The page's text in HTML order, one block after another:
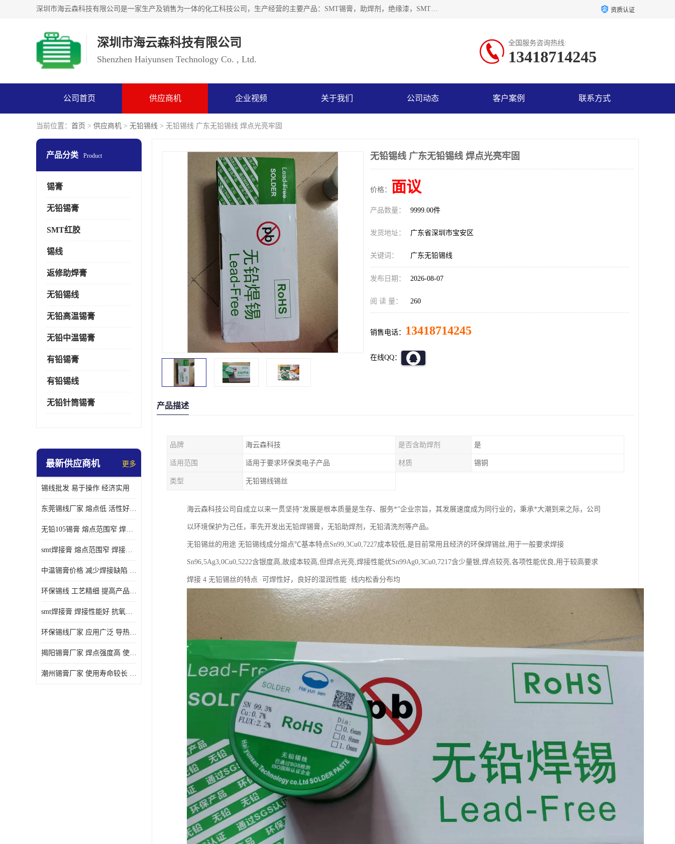
深圳市海云森科技有限公司是一家生产及销售为一体的化工科技公司，生产经营的主要产品：SMT锡膏，助焊剂，绝缘漆，SMT红胶，锡条，锡线 等电子辅料系列产品。海云森科技公司自成立以来一贯坚持“发展是根本质量是生存、服务第一”企业宗旨，其发展速度成为同行业的佼佼者，秉承国际大潮到来之际，公司以环境保护为己任，率先开发出无铅焊锡膏，无铅助焊剂，无铅清洗剂等产品。 资质认证
深圳市海云森科技有限公司
Shenzhen Haiyunsen Technology Co. , Ltd.
全国服务咨询热线:
13418714245
公司首页 供应商机 企业视频 关于我们 公司动态 客户案例 联系方式
当前位置： 首页 > 供应商机 > 无铅锡线 > 无铅锡线 广东无铅锡线 焊点光亮牢固
产品分类 Product
锡膏
无铅锡膏
SMT红胶
锡线
返修助焊膏
无铅锡线
无铅高温锡膏
无铅中温锡膏
有铅锡膏
有铅锡线
无铅针筒锡膏
最新供应商机 更多
锡线批发 易于操作 经济实用
东莞锡线厂家 熔点低 活性好 提高产品质量
无铅105锡膏 熔点范围窄 焊点强度高 电气性能稳定
smt焊接膏 熔点范围窄 焊接温度低 使用寿命较长
中温锡膏价格 减少焊接缺陷 减少维护成本 抗氧化性能好
环保锡线 工艺精细 提高产品质量
smt焊接膏 焊接性能好 抗氧化性能好 焊接温度低
环保锡线厂家 应用广泛 导热性能好
揭阳锡膏厂家 焊点强度高 使用寿命较长
潮州锡膏厂家 使用寿命较长 电气性能稳定
无铅锡线 广东无铅锡线 焊点光亮牢固
价格： 面议
产品数量： 9999.00件
发货地址： 广东省深圳市宝安区
关键词： 广东无铅锡线
发布日期： 2026-08-07
阅 读 量： 260
销售电话： 13418714245
在线QQ：
产品描述
品牌 海云森科技 是否含助焊剂 是
适用范围 适用于要求环保类电子产品 材质 锡铜
类型 无铅锡线锡丝
海云森科技公司自成立以来一贯坚持“发展是根本质量是生存、服务*”企业宗旨，其发展速度成为同行业的，秉承*大潮到来之际，公司
以环境保护为己任，率先开发出无铅焊锡膏，无铅助焊剂，无铅清洗剂等产品。
无铅锡丝的用途 无铅锡线成分熔点℃基本特点Sn99,3Cu0,7227成本较低,是目前常用且经济的环保焊锡丝,用于一般要求焊接
Sn96,5Ag3,0Cu0,5222含银度高,故成本较高,但焊点光亮,焊接性能优Sn99Ag0,3Cu0,7217含少量银,焊点较亮,各项性能优良,用于较高要求
焊接 4 无铅锡丝的特点 ·可焊性好，良好的湿润性能 ·线内松香分布均